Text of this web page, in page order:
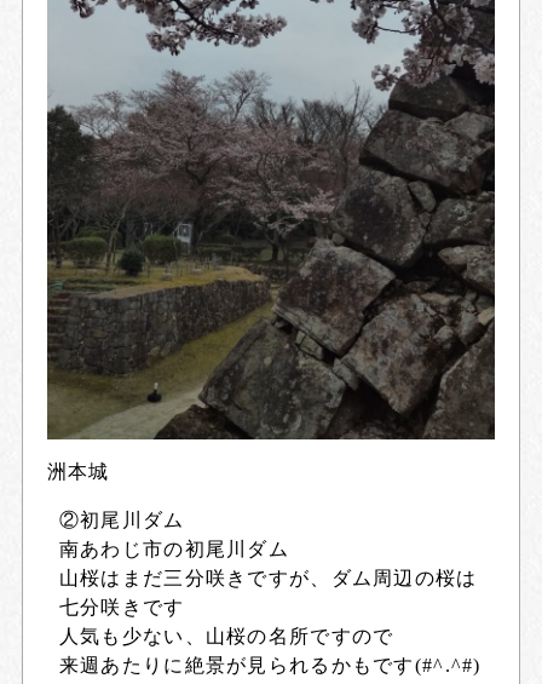
洲本城
②初尾川ダム
南あわじ市の初尾川ダム
山桜はまだ三分咲きですが、ダム周辺の桜は
七分咲きです
人気も少ない、山桜の名所ですので
来週あたりに絶景が見られるかもです(#^.^#)